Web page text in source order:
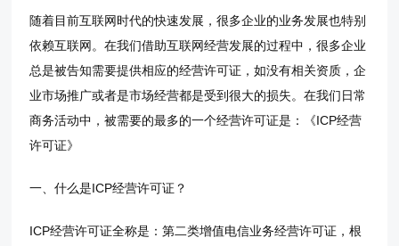
01-27)
随着目前互联网时代的快速发展，很多企业的业务发展也特别
依赖互联网。在我们借助互联网经营发展的过程中，很多企业
总是被告知需要提供相应的经营许可证，如没有相关资质，企
业市场推广或者是市场经营都是受到很大的损失。在我们日常
商务活动中，被需要的最多的一个经营许可证是：《ICP经营
许可证》
一、什么是ICP经营许可证？
ICP经营许可证全称是：第二类增值电信业务经营许可证，根